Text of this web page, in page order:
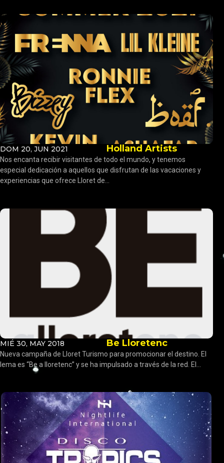
DOM 20, JUN 2021 Holland Artists
Nos encanta recibir visitantes de todo el mundo, y tenemos
especial dedicación a aquellos que disfrutan de las vacaciones y
experiencias que ofrece Lloret de...
MIÉ 30, MAY 2018 Be Lloretenc
Nueva campaña de Lloret Turismo para promocionar el destino. El
lema es “Be a lloretenc” y se ha impulsado a través de la red. El...